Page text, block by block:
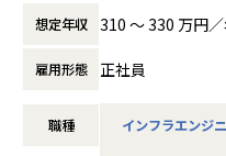
ctive Directory）
＜安心のサポート体制＞
└配属先はチーム＋教育係
そんな方には700社以上の中
ご紹介しています。
たとえば、ヨガ配信アプリ
設計など、上流フェーズか
ひとりで悩まず、安心して挑
想定年収 310 〜 330 万円
雇用形態 正社員
職種 インフラエンジ